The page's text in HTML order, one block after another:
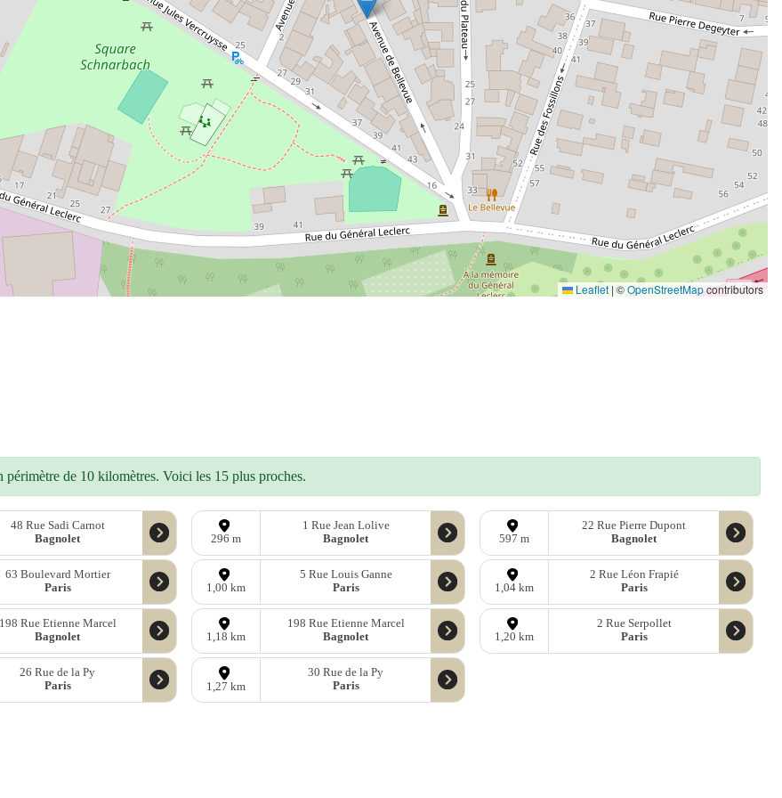
Leaflet | ©OpenStreetMapcontributors
périmètre de 10 kilomètres. Voici les 15 plus proches.
48 Rue Sadi Carnot
Bagnolet
296 m
1 Rue Jean Lolive
Bagnolet
597 m
22 Rue Pierre Dupont
Bagnolet
63 Boulevard Mortier
Paris
1,00 km
5 Rue Louis Ganne
Paris
1,04 km
2 Rue Léon Frapié
Paris
198 Rue Etienne Marcel
Bagnolet
1,18 km
198 Rue Etienne Marcel
Bagnolet
1,20 km
2 Rue Serpollet
Paris
26 Rue de la Py
Paris
1,27 km
30 Rue de la Py
Paris